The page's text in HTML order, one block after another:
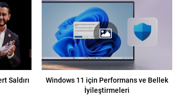
Saldırı
Windows 11 için Performans ve Bellek
İyileştirmeleri